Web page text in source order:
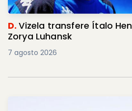
D.Vizela transfere Ítalo
Zorya Luhansk
7 agosto 2026